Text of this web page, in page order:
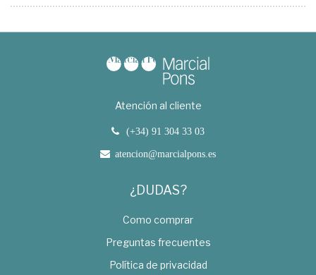
Atención al cliente
(+34) 91 304 33 03
atencion@marcialpons.es
¿DUDAS?
Como comprar
Preguntas frecuentes
Política de privacidad